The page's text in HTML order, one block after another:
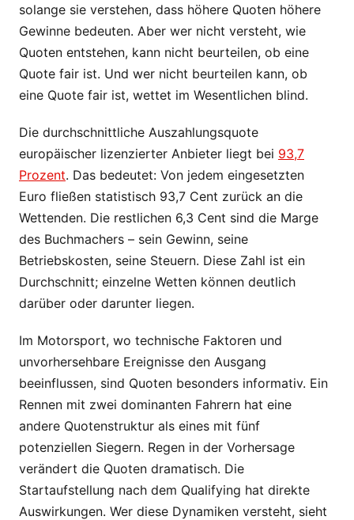
solange sie verstehen, dass höhere Quoten höhere
Gewinne bedeuten. Aber wer nicht versteht, wie
Quoten entstehen, kann nicht beurteilen, ob eine
Quote fair ist. Und wer nicht beurteilen kann, ob
eine Quote fair ist, wettet im Wesentlichen blind.
Die durchschnittliche Auszahlungsquote
europäischer lizenzierter Anbieter liegt bei 93,7
Prozent. Das bedeutet: Von jedem eingesetzten
Euro fließen statistisch 93,7 Cent zurück an die
Wettenden. Die restlichen 6,3 Cent sind die Marge
des Buchmachers – sein Gewinn, seine
Betriebskosten, seine Steuern. Diese Zahl ist ein
Durchschnitt; einzelne Wetten können deutlich
darüber oder darunter liegen.
Im Motorsport, wo technische Faktoren und
unvorhersehbare Ereignisse den Ausgang
beeinflussen, sind Quoten besonders informativ. Ein
Rennen mit zwei dominanten Fahrern hat eine
andere Quotenstruktur als eines mit fünf
potenziellen Siegern. Regen in der Vorhersage
verändert die Quoten dramatisch. Die
Startaufstellung nach dem Qualifying hat direkte
Auswirkungen. Wer diese Dynamiken versteht, sieht